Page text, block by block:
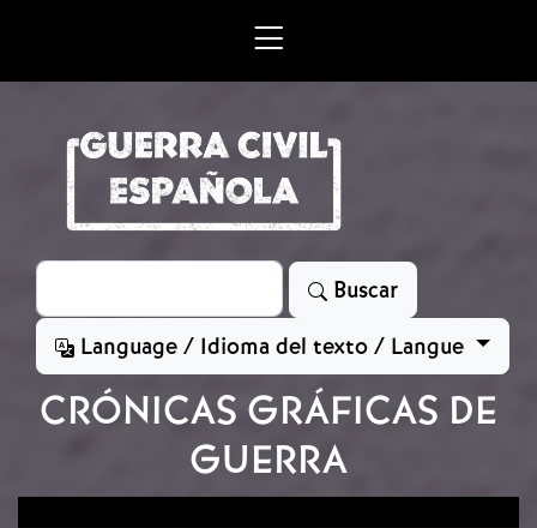
Search
Buscar
Language / Idioma del texto / Langue
CRÓNICAS GRÁFICAS DE
GUERRA